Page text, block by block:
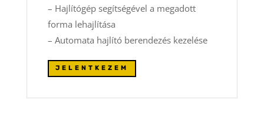
– Hajlítógép segítségével a megadott
forma lehajlítása
– Automata hajlító berendezés kezelése
JELENTKEZEM